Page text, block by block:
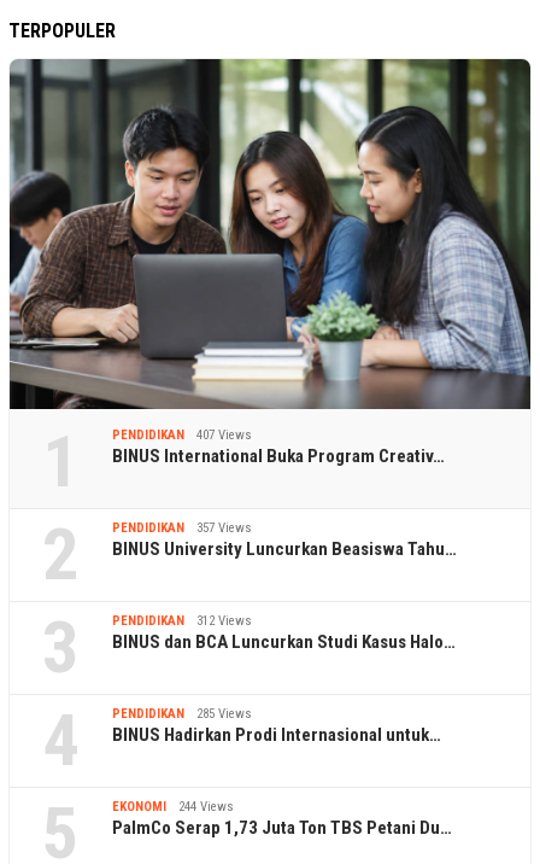
TERPOPULER
1 PENDIDIKAN 407 Views
BINUS International Buka Program Creativ…
2 PENDIDIKAN 357 Views
BINUS University Luncurkan Beasiswa Tahu…
3 PENDIDIKAN 312 Views
BINUS dan BCA Luncurkan Studi Kasus Halo…
4 PENDIDIKAN 285 Views
BINUS Hadirkan Prodi Internasional untuk…
5 EKONOMI 244 Views
PalmCo Serap 1,73 Juta Ton TBS Petani Du…